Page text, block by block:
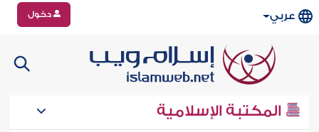
عربي دخول
المكتبة الإسلامية